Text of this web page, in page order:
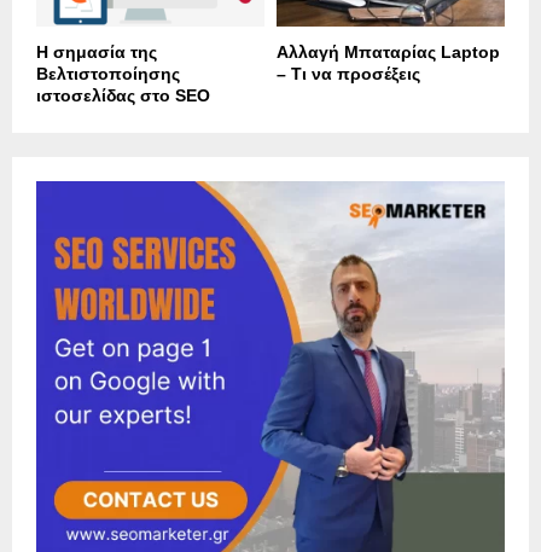
Η σημασία της
Βελτιστοποίησης
ιστοσελίδας στο SEO
Αλλαγή Μπαταρίας Laptop
– Τι να προσέξεις